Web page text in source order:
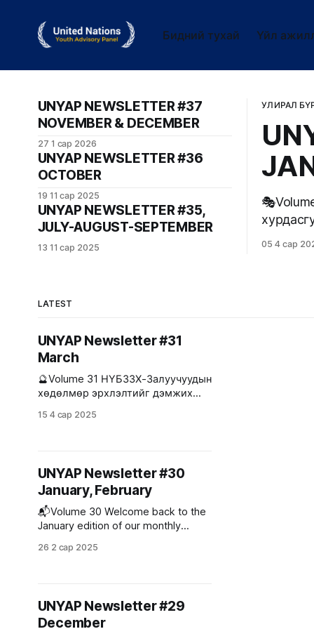
Бидний тухай Үйл
УЛИРАЛ
🎭Volume 38 🩺 Эрүүл мэндийн
хурдасгуур -
05 4 сар
UNYAP NEWSLETTER #37
NOVEMBER & DECEMBER
27 1 сар 2026
UNYAP NEWSLETTER #36
OCTOBER
19 11 сар 2025
UNYAP NEWSLETTER #35,
JULY-AUGUST-SEPTEMBER
13 11 сар 2025
LATEST
UNYAP Newsletter #31
March
🔮Volume 31 НҮБЗЗХ-Залуучуудын
хөдөлмөр эрхлэлтийг дэмжих
ажиллагаанд оролцлоо. 2025 оны
YEP төслийн нээлтийн үйл
ажиллагаанд НҮБЗЗХ-ны гишүүн
Б.Тэргэл болон А.Хатансайхан нар
оролцож тус төслийн судалгааны
ажилд залуучуудын оролцоог
хангах боломжийн талаар асуулт
15 4 сар 2025
UNYAP Newsletter #30
January, February
📬Volume 30 Welcome back to the
January edition of our monthly
Members Onboard! * Ts.Batmanlai
Centre under the Ministry of
Education and Science *
26 2 сар 2025
UNYAP Newsletter #29
December